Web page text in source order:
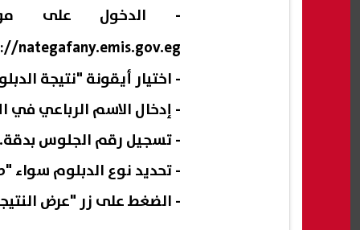
- الدخول على
nategafany.emis.gov.eg
- اختيار أيقونة "نتيجة الدبلومات الفنية
- إدخال الاسم الرباعي في
- تسجيل رقم الجلوس بدقة.
- تحديد نوع الدبلوم
- الضغط على زر "عرض